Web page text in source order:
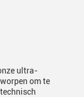
ultra-
om te